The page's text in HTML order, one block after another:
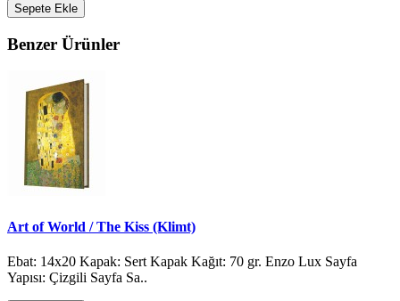
Sepete Ekle
Benzer Ürünler
Art of World / The Kiss (Klimt)
Ebat: 14x20 Kapak: Sert Kapak Kağıt: 70 gr. Enzo Lux Sayfa
Yapısı: Çizgili Sayfa Sa..